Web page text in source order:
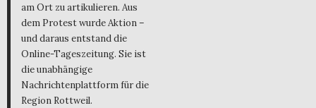
am Ort zu artikulieren. Aus
dem Protest wurde Aktion –
und daraus entstand die
Online-Tageszeitung. Sie ist
die unabhängige
Nachrichtenplattform für die
Region Rottweil.